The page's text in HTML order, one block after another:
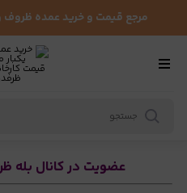
مرجع قیمت و خرید عمده ظروف
عضویت در کانال بله